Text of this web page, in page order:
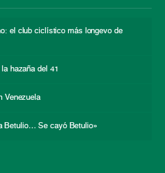
el club ciclístico más longevo de
hazaña del 41
Venezuela
Betulio… Se cayó Betulio»